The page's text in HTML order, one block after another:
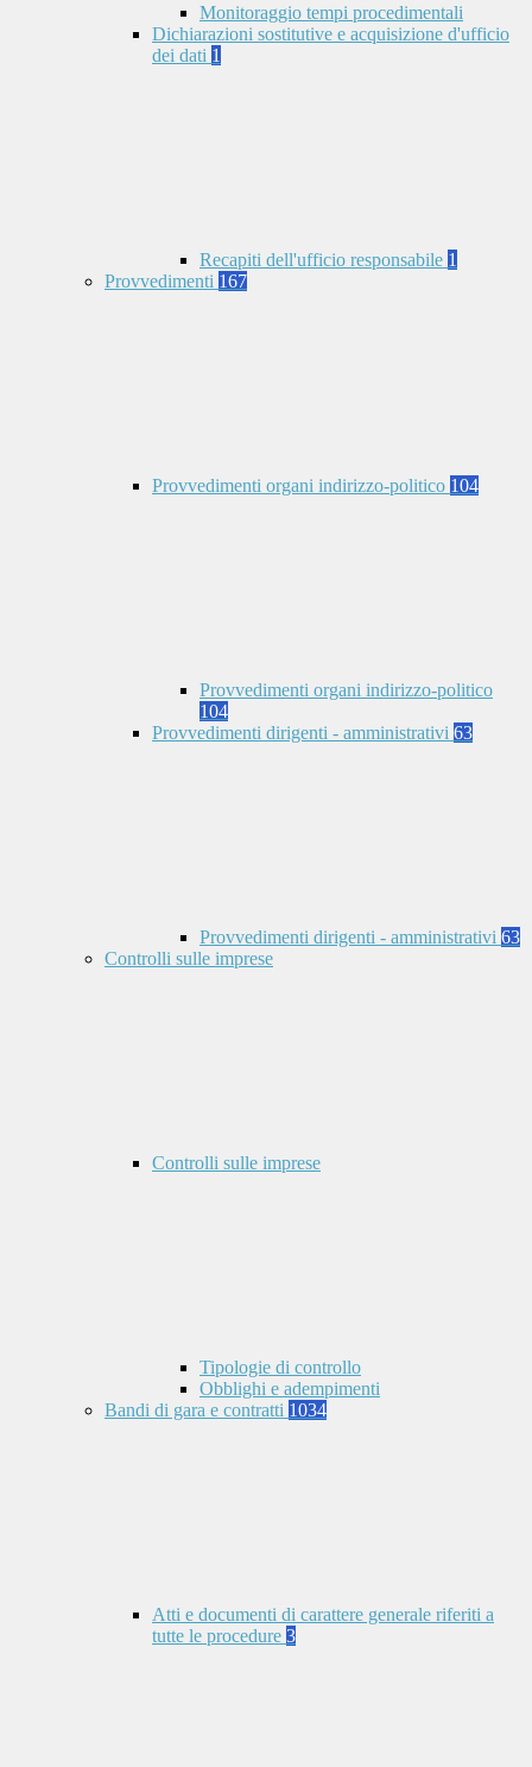
Monitoraggio tempi procedimentali
Dichiarazioni sostitutive e acquisizione d'ufficio
dei dati 1
Recapiti dell'ufficio responsabile 1
Provvedimenti 167
Provvedimenti organi indirizzo-politico 104
Provvedimenti organi indirizzo-politico
104
Provvedimenti dirigenti - amministrativi 63
Provvedimenti dirigenti - amministrativi 63
Controlli sulle imprese
Controlli sulle imprese
Tipologie di controllo
Obblighi e adempimenti
Bandi di gara e contratti 1034
Atti e documenti di carattere generale riferiti a
tutte le procedure 3